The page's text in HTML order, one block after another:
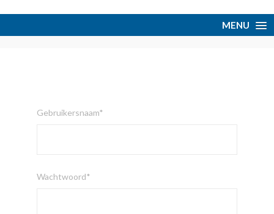
MENU
Gebruikersnaam*
Wachtwoord*